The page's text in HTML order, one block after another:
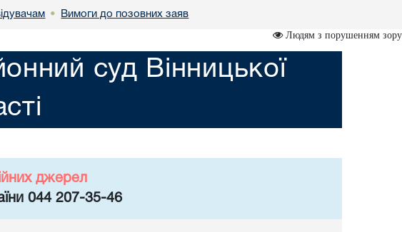
• Вимоги до позовних заяв
Людям з порушенням зору
суд Вінницької
джерел
044 207-35-46